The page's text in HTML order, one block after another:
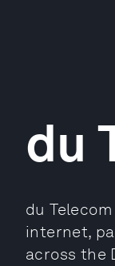
du
du
internet,
across the